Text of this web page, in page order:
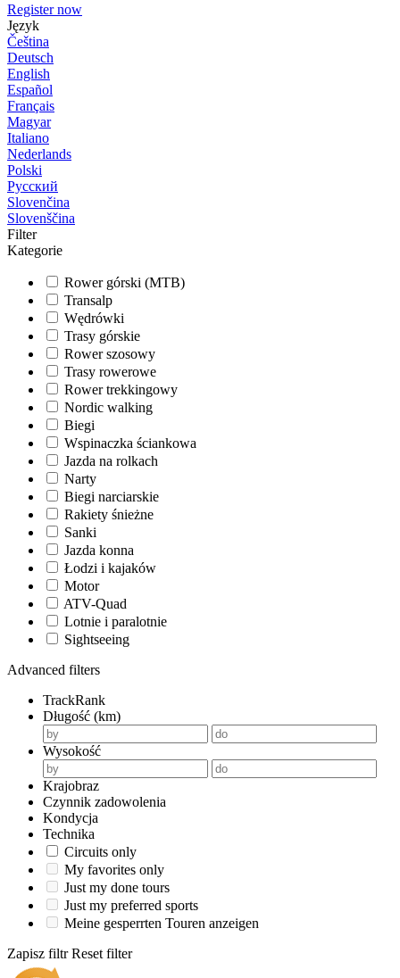
Register now
Język
Čeština
Deutsch
English
Español
Français
Magyar
Italiano
Nederlands
Polski
Русский
Slovenčina
Slovenščina
Filter
Kategorie
Rower górski (MTB)
Transalp
Wędrówki
Trasy górskie
Rower szosowy
Trasy rowerowe
Rower trekkingowy
Nordic walking
Biegi
Wspinaczka ściankowa
Jazda na rolkach
Narty
Biegi narciarskie
Rakiety śnieżne
Sanki
Jazda konna
Łodzi i kajaków
Motor
ATV-Quad
Lotnie i paralotnie
Sightseeing
Advanced filters
TrackRank
Długość (km)
Wysokość
Krajobraz
Czynnik zadowolenia
Kondycja
Technika
Circuits only
My favorites only
Just my done tours
Just my preferred sports
Meine gesperrten Touren anzeigen
Zapisz filtr Reset filter